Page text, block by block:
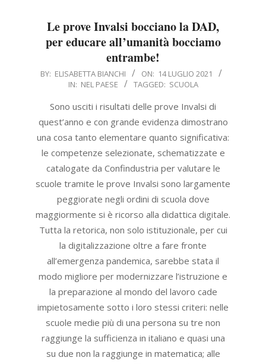
Le prove Invalsi bocciano la DAD,
per educare all’umanità bocciamo
entrambe!
2021-
BY: ELISABETTA BIANCHI ON: 14 LUGLIO 2021
IN: NEL PAESE TAGGED: SCUOLA
Sono usciti i risultati delle prove Invalsi di
quest’anno e con grande evidenza dimostrano
una cosa tanto elementare quanto significativa:
le competenze selezionate, schematizzate e
catalogate da Confindustria per valutare le
scuole tramite le prove Invalsi sono largamente
peggiorate negli ordini di scuola dove
maggiormente si è ricorso alla didattica digitale.
Tutta la retorica, non solo istituzionale, per cui
la digitalizzazione oltre a fare fronte
all’emergenza pandemica, sarebbe stata il
modo migliore per modernizzare l’istruzione e
la preparazione al mondo del lavoro cade
impietosamente sotto i loro stessi criteri: nelle
scuole medie più di una persona su tre non
raggiunge la sufficienza in italiano e quasi una
su due non la raggiunge in matematica; alle